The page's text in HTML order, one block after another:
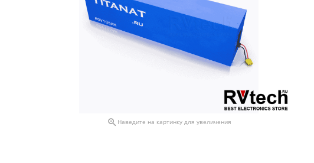
 Наведите на картинку для увеличения